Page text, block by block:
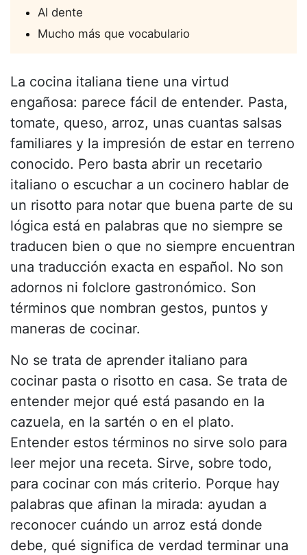
Al dente
Mucho más que vocabulario
La cocina italiana tiene una virtud
engañosa: parece fácil de entender. Pasta,
tomate, queso, arroz, unas cuantas salsas
familiares y la impresión de estar en terreno
conocido. Pero basta abrir un recetario
italiano o escuchar a un cocinero hablar de
un risotto para notar que buena parte de su
lógica está en palabras que no siempre se
traducen bien o que no siempre encuentran
una traducción exacta en español. No son
adornos ni folclore gastronómico. Son
términos que nombran gestos, puntos y
maneras de cocinar.
No se trata de aprender italiano para
cocinar pasta o risotto en casa. Se trata de
entender mejor qué está pasando en la
cazuela, en la sartén o en el plato.
Entender estos términos no sirve solo para
leer mejor una receta. Sirve, sobre todo,
para cocinar con más criterio. Porque hay
palabras que afinan la mirada: ayudan a
reconocer cuándo un arroz está donde
debe, qué significa de verdad terminar una